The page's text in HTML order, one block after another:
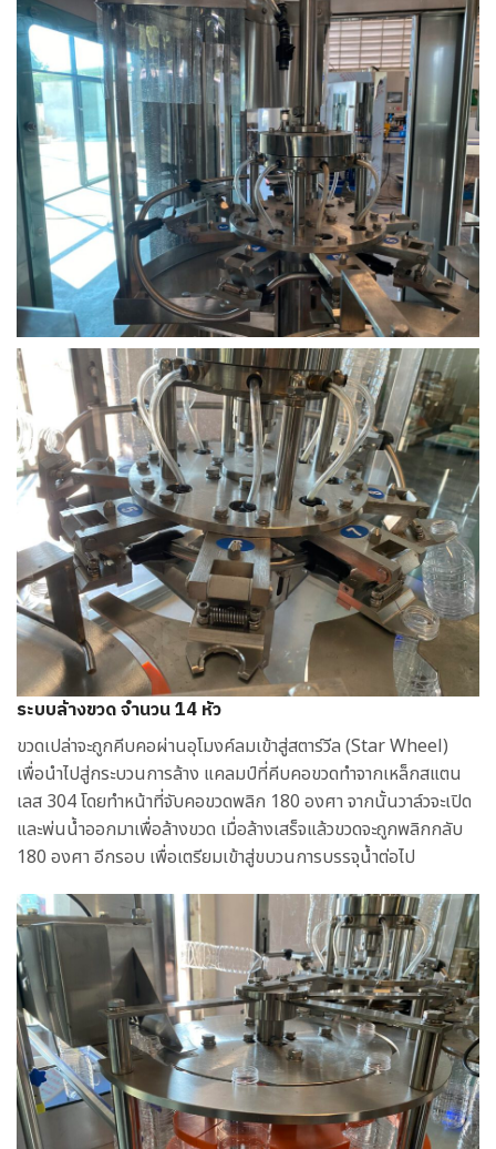
ระบบล้างขวด จำนวน 14 หัว
ขวดเปล่าจะถูกคีบคอผ่านอุโมงค์ลมเข้าสู่สตาร์วีล (Star Wheel)
เพื่อนำไปสู่กระบวนการล้าง แคลมป์ที่คีบคอขวดทำจากเหล็กสแตน
เลส 304 โดยทำหน้าที่จับคอขวดพลิก 180 องศา จากนั้นวาล์วจะเปิด
และพ่นน้ำออกมาเพื่อล้างขวด เมื่อล้างเสร็จแล้วขวดจะถูกพลิกกลับ
180 องศา อีกรอบ เพื่อเตรียมเข้าสู่ขบวนการบรรจุน้ำต่อไป